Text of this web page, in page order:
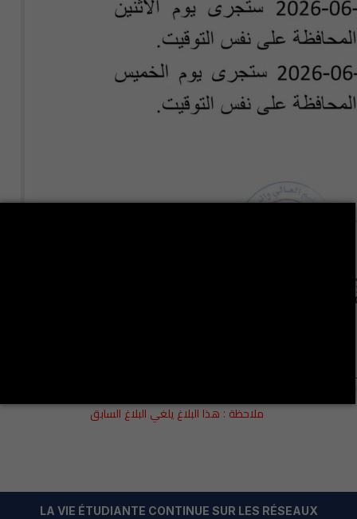
LA VIE ÉTUDIANTE CONTINUE SUR LES RÉSEAUX